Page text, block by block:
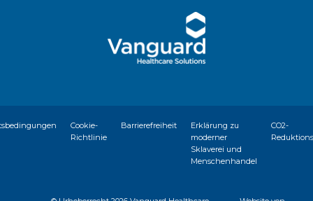
Cookie-
Richtlinie
Barrierefreiheit
Erklärung zu
moderner
Sklaverei und
Menschenhandel
CO2-